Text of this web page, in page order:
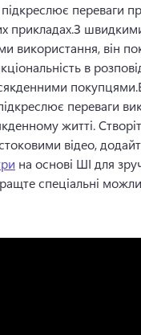
переваги
прикладах.З
використання, він
в
покупцями.
переваги
житті.
відео,
на основі ШІ для
спеціальні